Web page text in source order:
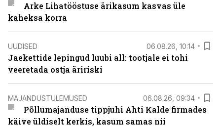
Arke Lihatööstuse ärikasum kasvas üle
kaheksa korra
UUDISED 06.08.26, 10:14
Jaekettide lepingud luubi all: tootjale ei tohi
veeretada ostja äririski
MAJANDUSTULEMUSED 06.08.26, 09:34
Põllumajanduse tippjuhi Ahti Kalde firmades
käive üldiselt kerkis, kasum samas nii